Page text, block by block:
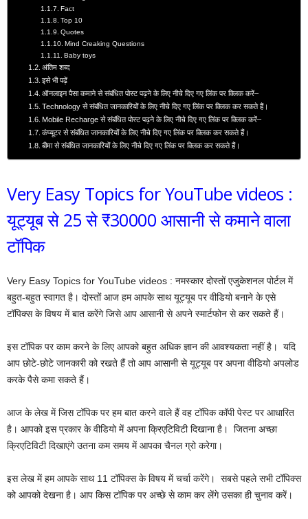
Fact
Top 10
Quotes
Mind Creaking Questions
Baby toys
अंतिम शब्द
इसे भी पढ़ें
ऑनलाइन पैसा कमाने से संबंधित पोस्ट पढ़ने के लिए नीचे दिए गए लिंक पर क्लिक करें–
Technology से संबंधित जानकारियों के लिए नीचे दिए गए लिंक पर क्लिक कर सकते हैं।
Mobile Recharge से संबंधित पोस्ट पढ़ने के लिए नीचे दिए गए लिंक पर क्लिक करें–
कंप्यूटर से संबंधित जानकारियों के लिए नीचे दिए गए लिंक पर क्लिक कर सकते हैं।
बीमा से संबंधित जानकारियों के लिए नीचे दिए गए लिंक पर क्लिक कर सकते हैं।
Very Easy Topics for YouTube videos :
यूट्यूब से 25 से ₹30000 आसानी से कमाने वाला
टॉपिक
Very Easy Topics for YouTube videos : नमस्कार दोस्तों एजुकेशनल पोर्टल में
बहुत-बहुत स्वागत है। दोस्तों आज हम आपके साथ यूट्यूब पर वीडियो बनाने के एसे
टॉपिक्स के विषय में बात करेंगे जिसे आप आसानी से अपने स्मार्टफोन से कर सकते हैं।
इस टॉपिक पर काम करने के लिए आपको बहुत अधिक ज्ञान की आवश्यकता नहीं है। ‌ यदि
आप छोटे-छोटे जानकारी को रखते हैं तो आप आसानी से यूट्यूब पर अपना वीडियो अपलोड
करके पैसे कमा सकते हैं।
आज के लेख में जिस टॉपिक पर हम बात करने वाले हैं वह टॉपिक कॉपी पेस्ट पर आधारित
है। आपको इस प्रकार के वीडियो में अपना क्रिएटिविटी दिखाना है। ‌ जितना अच्छा
क्रिएटिविटी दिखाएंगे उतना कम समय में आपका चैनल ग्रो करेगा।
इस लेख में हम आपके साथ 11 टॉपिक्स के विषय में चर्चा करेंगे। ‌ सबसे पहले सभी टॉपिक्स
को आपको देखना है। आप किस टॉपिक पर अच्छे से काम कर लेंगे उसका ही चुनाव करें।